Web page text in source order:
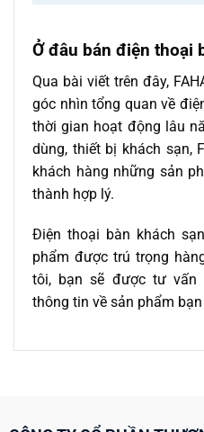
Ở đâu bán điện thoại
Qua bài viết trên đây,
góc nhìn tổng quan về
thời gian hoạt động lâu
dùng, thiết bị khách sạn,
khách hàng những sản
thành hợp lý.
Điện thoại bàn khách
phẩm được trú trọng
tôi, bạn sẽ được tư vấn
thông tin về sản phẩm